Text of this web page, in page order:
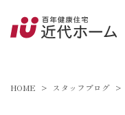
HOME スタッフブログ